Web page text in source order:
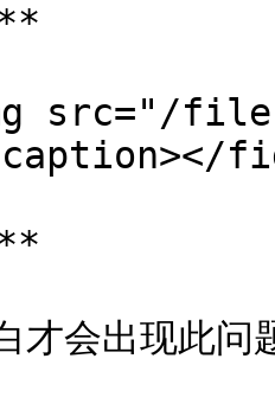
src="/files/
才会出现此问